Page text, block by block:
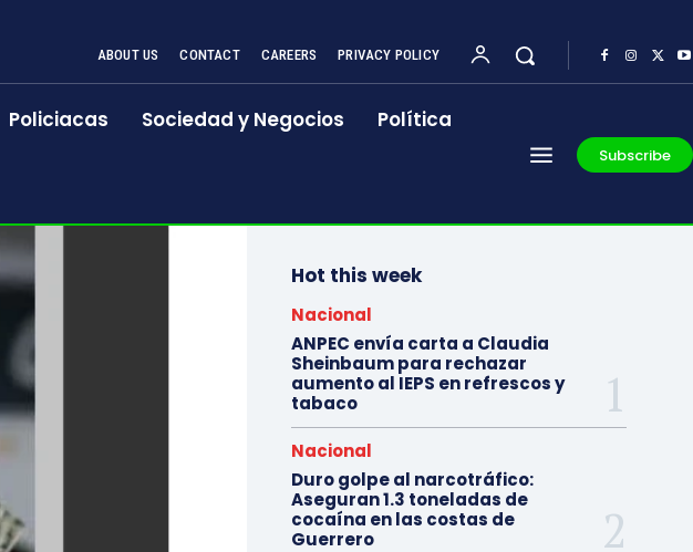
ABOUT US CONTACT CAREERS PRIVACY POLICY
Policiacas Sociedad y Negocios Política
Subscribe
Hot this week
Nacional
ANPEC envía carta a Claudia
Sheinbaum para rechazar
aumento al IEPS en refrescos y
tabaco
Nacional
Duro golpe al narcotráfico:
Aseguran 1.3 toneladas de
cocaína en las costas de
Guerrero